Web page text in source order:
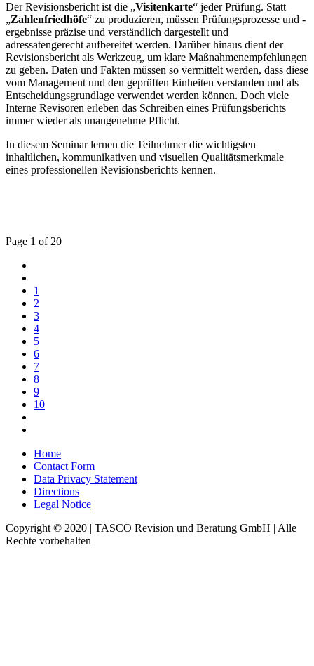
Der Revisionsbericht ist die „Visitenkarte“ jeder Prüfung. Statt
„Zahlenfriedhöfe“ zu produzieren, müssen Prüfungsprozesse und -
ergebnisse präzise und verständlich dargestellt und
adressatengerecht aufbereitet werden. Darüber hinaus dient der
Revisionsbericht als Werkzeug, um klare Maßnahmenempfehlungen
zu geben. Daten und Fakten müssen so vermittelt werden, dass diese
vom Management und den geprüften Einheiten verstanden und als
Entscheidungsgrundlage verwendet werden können. Doch viele
Interne Revisoren erleben das Schreiben eines Prüfungsberichts
immer wieder als unangenehme Pflicht.
In diesem Seminar lernen die Teilnehmer die wichtigsten
inhaltlichen, kommunikativen und visuellen Qualitätsmerkmale
eines professionellen Revisionsberichts kennen.
Page 1 of 20
1
2
3
4
5
6
7
8
9
10
Home
Contact Form
Data Privacy Statement
Directions
Legal Notice
Copyright © 2020 | TASCO Revision und Beratung GmbH | Alle
Rechte vorbehalten